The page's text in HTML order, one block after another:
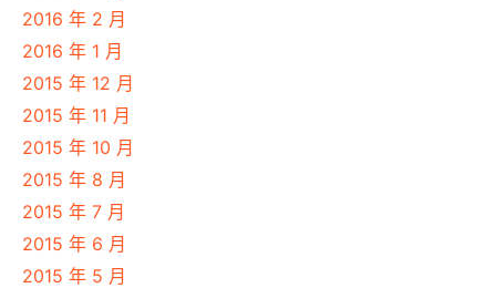
2016 年 2 月
2016 年 1 月
2015 年 12 月
2015 年 11 月
2015 年 10 月
2015 年 8 月
2015 年 7 月
2015 年 6 月
2015 年 5 月